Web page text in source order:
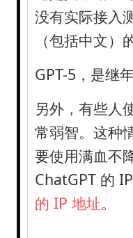
没有实际接入
（包括中文
GPT-5，是继
另外，有些人
常弱智。这种
要使用满血不
ChatGPT 的
的 IP 地址。